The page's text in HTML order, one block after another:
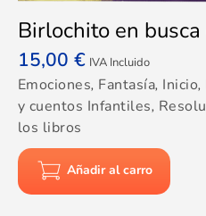
Birlochito en
15,00 € IVA Incluido
Emociones, Fantasía, Inicio,
y cuentos Infantiles,
los libros
Añadir al carro